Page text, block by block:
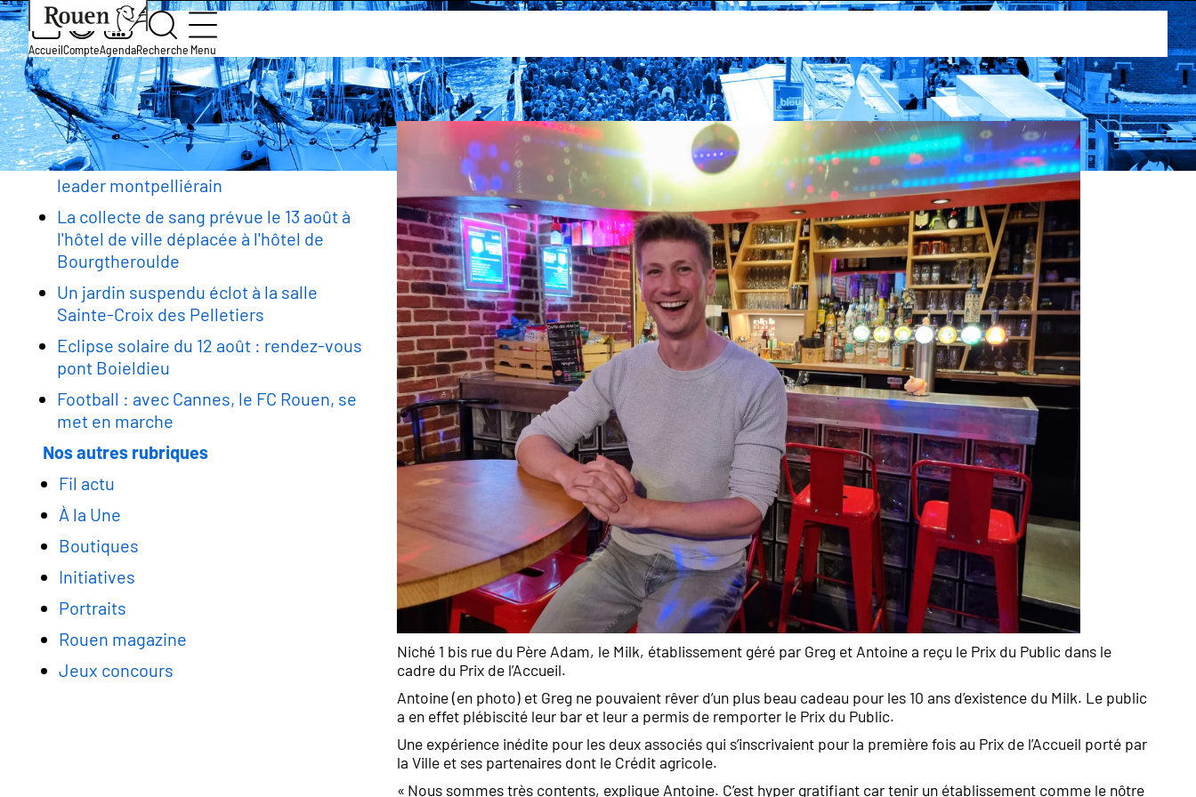
Aller
au
contenu
principal
Aller
à
la
page
d’accueil
Slide
1
of
1
AccueilCompteAgendaRecherche Menu
Fil
d'Ariane
Accueil Actualité et agenda
Le Milk
Niché 1 bis rue du Père Adam, le Milk, établissement géré par Greg et Antoine a reçu le Prix du Public dans le
cadre du Prix de l’Accueil.
Antoine (en photo) et Greg ne pouvaient rêver d’un plus beau cadeau pour les 10 ans d’existence du Milk. Le public
a en effet plébiscité leur bar et leur a permis de remporter le Prix du Public.
Une expérience inédite pour les deux associés qui s’inscrivaient pour la première fois au Prix de l’Accueil porté par
la Ville et ses partenaires dont le Crédit agricole.
« Nous sommes très contents, explique Antoine. C’est hyper gratifiant car tenir un établissement comme le nôtre
Rester informé
Baseball : les Huskies accueillent le
leader montpelliérain
La collecte de sang prévue le 13 août à
l'hôtel de ville déplacée à l'hôtel de
Bourgtheroulde
Un jardin suspendu éclot à la salle
Sainte-Croix des Pelletiers
Eclipse solaire du 12 août : rendez-vous
pont Boieldieu
Football : avec Cannes, le FC Rouen, se
met en marche
Nos autres rubriques
Fil actu
À la Une
Boutiques
Initiatives
Portraits
Rouen magazine
Jeux concours